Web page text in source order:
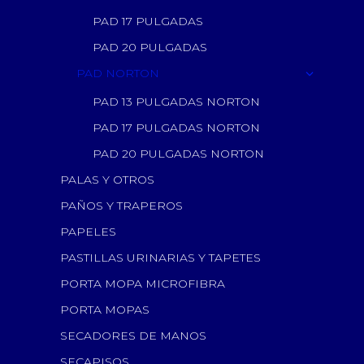
PAD 17 PULGADAS
PAD 20 PULGADAS
PAD NORTON
PAD 13 PULGADAS NORTON
PAD 17 PULGADAS NORTON
PAD 20 PULGADAS NORTON
PALAS Y OTROS
PAÑOS Y TRAPEROS
PAPELES
PASTILLAS URINARIAS Y TAPETES
PORTA MOPA MICROFIBRA
PORTA MOPAS
SECADORES DE MANOS